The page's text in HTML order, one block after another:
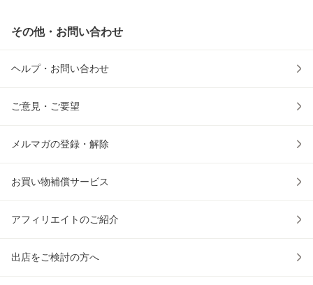
その他・お問い合わせ
ヘルプ・お問い合わせ
ご意見・ご要望
メルマガの登録・解除
お買い物補償サービス
アフィリエイトのご紹介
出店をご検討の方へ